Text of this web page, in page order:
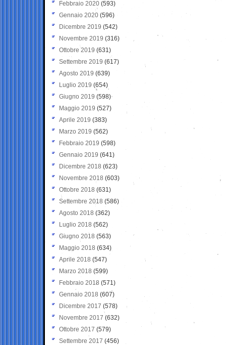
Febbraio 2020 (593)
Gennaio 2020 (596)
Dicembre 2019 (542)
Novembre 2019 (316)
Ottobre 2019 (631)
Settembre 2019 (617)
Agosto 2019 (639)
Luglio 2019 (654)
Giugno 2019 (598)
Maggio 2019 (527)
Aprile 2019 (383)
Marzo 2019 (562)
Febbraio 2019 (598)
Gennaio 2019 (641)
Dicembre 2018 (623)
Novembre 2018 (603)
Ottobre 2018 (631)
Settembre 2018 (586)
Agosto 2018 (362)
Luglio 2018 (562)
Giugno 2018 (563)
Maggio 2018 (634)
Aprile 2018 (547)
Marzo 2018 (599)
Febbraio 2018 (571)
Gennaio 2018 (607)
Dicembre 2017 (578)
Novembre 2017 (632)
Ottobre 2017 (579)
Settembre 2017 (456)